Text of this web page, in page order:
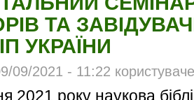
ТА
УКРАЇНИ
09/2021 - 11:22
року наукова